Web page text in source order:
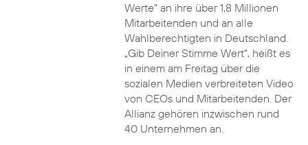
Werte“ an ihre über 1,8 Millionen
Mitarbeitenden und an alle
Wahlberechtigten in Deutschland.
„Gib Deiner Stimme Wert“, heißt es
in einem am Freitag über die
sozialen Medien verbreiteten Video
von CEOs und Mitarbeitenden. Der
Allianz gehören inzwischen rund
40 Unternehmen an.